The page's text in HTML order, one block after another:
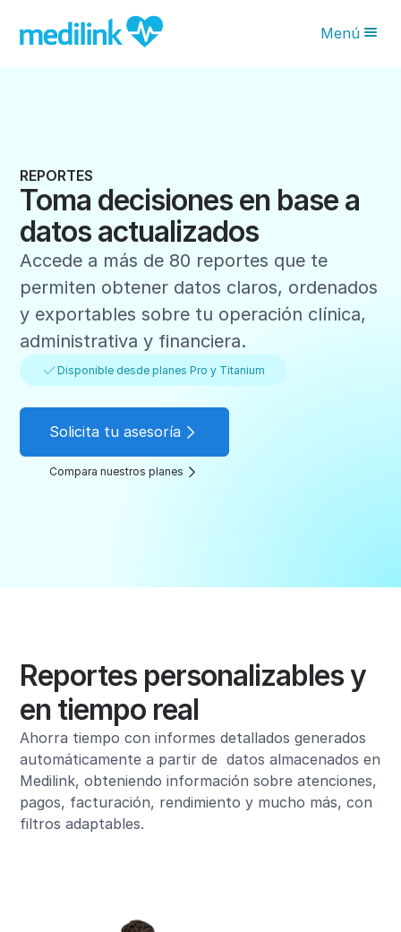
¿Por qué Medilink?
Blog
Solicita tu asesoría
Menú
REPORTES
Toma decisiones en base a
datos actualizados
Accede a más de 80 reportes que te
permiten obtener datos claros, ordenados
y exportables sobre tu operación clínica,
administrativa y financiera.
Disponible desde planes Pro y Titanium
Solicita tu asesoría
Compara nuestros planes
Reportes personalizables y
en tiempo real
Ahorra tiempo con informes detallados generados
automáticamente a partir de datos almacenados en
Medilink, obteniendo información sobre atenciones,
pagos, facturación, rendimiento y mucho más, con
filtros adaptables.